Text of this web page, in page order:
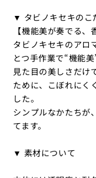
▼ タビノキセキのこ
【機能美が奏でる、
タビノキセキのアロ
とつ手作業で“機能
見た目の美しさだけ
ために、こぼれにく
した。
シンプルなかたちが
てます。
▼ 素材について